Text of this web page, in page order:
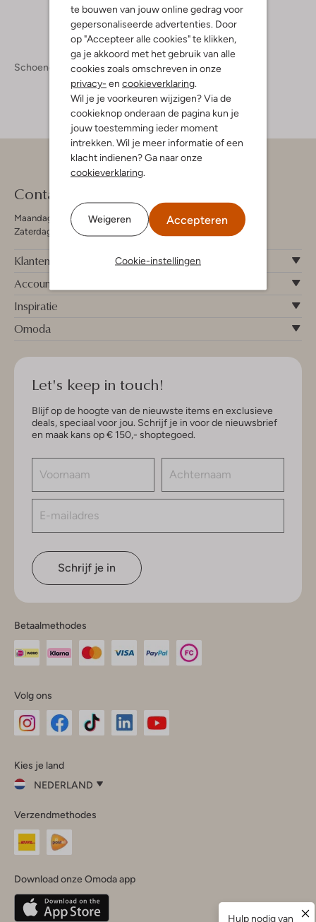
te bouwen van jouw online gedrag voor
gepersonaliseerde advertenties. Door
op "Accepteer alle cookies" te klikken,
ga je akkoord met het gebruik van alle
cookies zoals omschreven in onze
privacy- en cookieverklaring
Wil je je voorkeuren wijzigen? Via de
cookieknop onderaan de pagina kun je
jouw toestemming ieder moment
intrekken. Wil je meer informatie of een
klacht indienen? Ga naar onze
cookieverklaring
Weigeren Accepteren
Cookie-instellingen
Schoenen Sneakers Sneakers Dames
Contact
Maandag - Vrijdag 09:00 - 19:00 uur
Zaterdag 09:00 - 17:00 uur
Klantenservice
Account
Inspiratie
Omoda
Let's keep in touch!
Blijf op de hoogte van de nieuwste items en exclusieve
deals, speciaal voor jou. Schrijf je in voor de nieuwsbrief
en maak kans op € 150,- shoptegoed.
Schrijf je in
Betaalmethodes
Volg ons
InstagramFacebook
Kies je land
NEDERLAND
je
land
Nederland
Belgique(Français)
Deutschland
Verzendmethodes
Download onze Omoda app